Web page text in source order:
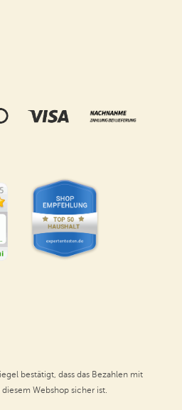
bestätigt, dass das Bezahlen mit
diesem Webshop sicher ist.